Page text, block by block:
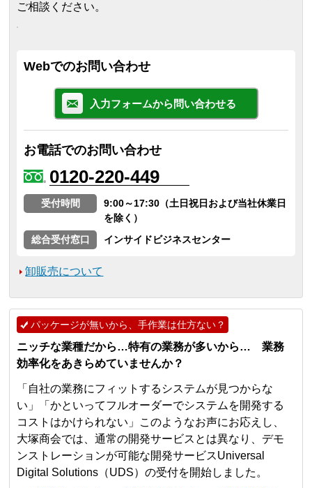
ご相談ください。
Webでのお問い合わせ
入力フォームから問い合わせる
お電話でのお問い合わせ
0120-220-449
受付時間
9:00～17:30（土日祝日および当社休業日
を除く）
総合受付窓口
インサイドビジネスセンター
卸販売について
パッケージが無いから、手作業は仕方ない？
ニッチな業種だから…特有の業務が多いから… 業務
効率化をあきらめていませんか？
「自社の業務にフィットするシステムが見つからな
い」「かといってフルオーダーでシステムを開発する
コストはかけられない」このようなお声にお応えし、
大塚商会では、通常の開発サービスとは異なり、デモ
ンストレーションが可能な開発サービスUniversal
Digital Solutions（UDS）の受付を開始しました。